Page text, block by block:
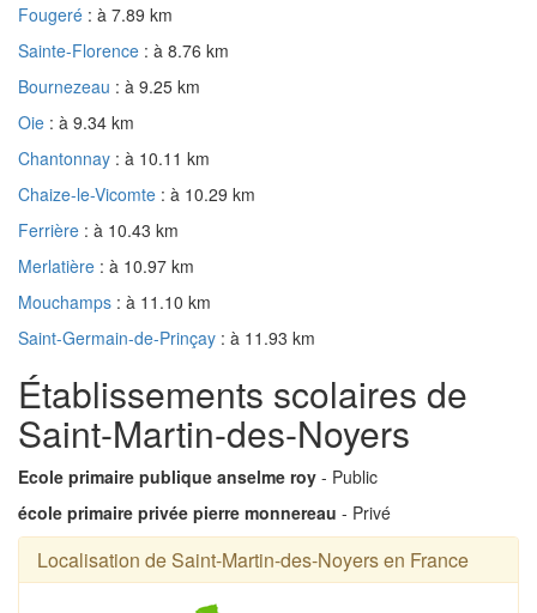
Fougeré : à 7.89 km
Sainte-Florence : à 8.76 km
Bournezeau : à 9.25 km
Oie : à 9.34 km
Chantonnay : à 10.11 km
Chaize-le-Vicomte : à 10.29 km
Ferrière : à 10.43 km
Merlatière : à 10.97 km
Mouchamps : à 11.10 km
Saint-Germain-de-Prinçay : à 11.93 km
Établissements scolaires de
Saint-Martin-des-Noyers
Ecole primaire publique anselme roy - Public
école primaire privée pierre monnereau - Privé
Localisation de Saint-Martin-des-Noyers en France